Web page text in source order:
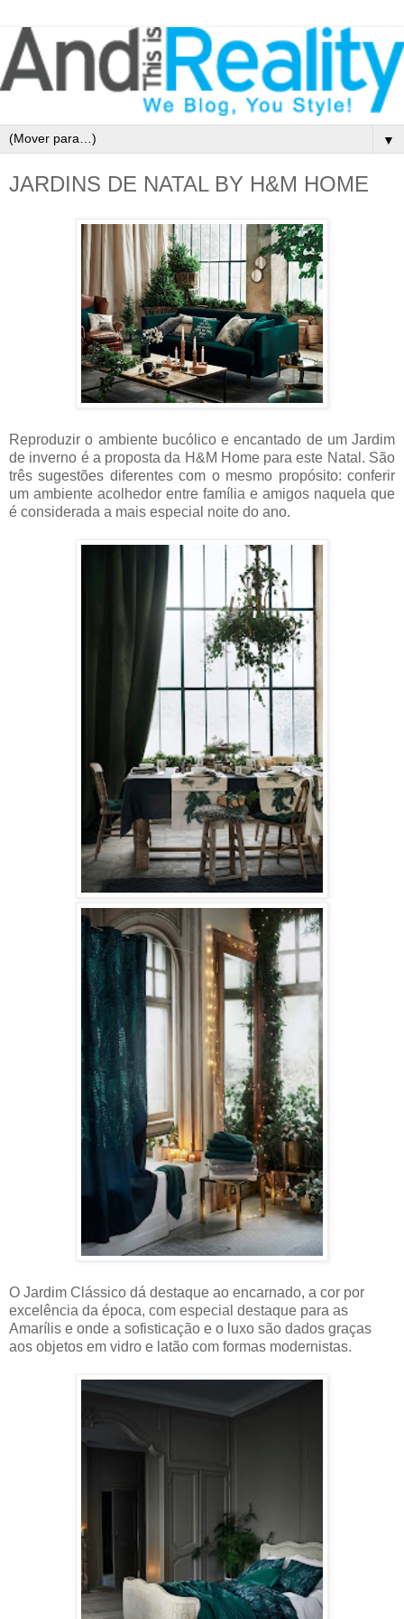
▼
JARDINS DE NATAL BY H&M HOME
Reproduzir o ambiente bucólico e encantado de um Jardim
de inverno é a proposta da H&M Home para este Natal. São
três sugestões diferentes com o mesmo propósito: conferir
um ambiente acolhedor entre família e amigos naquela que
é considerada a mais especial noite do ano.
O Jardim Clássico dá destaque ao encarnado, a cor por
excelência da época, com especial destaque para as
Amarílis e onde a sofisticação e o luxo são dados graças
aos objetos em vidro e latão com formas modernistas.